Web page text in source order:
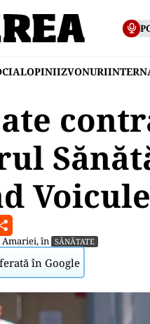
OPINIIZVONURI
Amariei, în SĂNĂTATE
în Google